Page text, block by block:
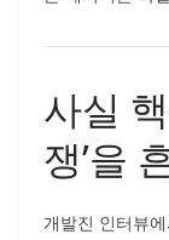
사실
쟁’을
개발진 인터뷰